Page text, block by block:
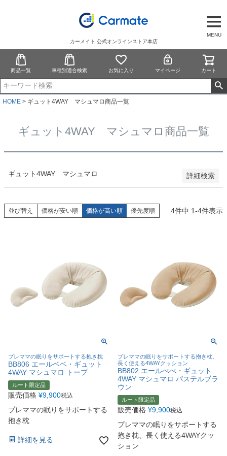
MENU
カーメイト 公式オンラインストア本店
商品一覧 車種別適合検索 お気に入り マイページ カート
HOME ギュット4WAY マシュマロ商品一覧
ギュット4WAY マシュマロ商品一覧
ギュット4WAY マシュマロ 詳細検索
並び順
新着順
登録順
価格が安い順
価格が高い順
キーワードヒット順
検索
並び替え 価格が安い順 価格が高い順 優先度順 4件中 1-4件表示
プレママの眠りをサポートする抱き枕
BB806 エールベベ・ギュット
4WAY マシュマロ トープ
ルート限定品
販売価格 ¥9,900税込
プレママの眠りをサポートする
抱き枕
詳細を見る
プレママの眠りをサポートする抱き枕、
長く使える4WAYクッション
BB802 エールべべ・ギュット
4WAY マシュマロ パステルブラ
ウン
ルート限定品
販売価格 ¥9,900税込
プレママの眠りをサポートする
抱き枕、長く使える4WAYクッ
ション